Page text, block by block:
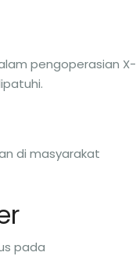
pengoperasian X-
di masyarakat
pada